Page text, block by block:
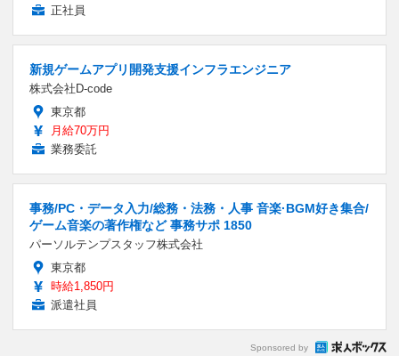
正社員
新規ゲームアプリ開発支援インフラエンジニア
株式会社D-code
東京都
月給70万円
業務委託
事務/PC・データ入力/総務・法務・人事 音楽·BGM好き集合/
ゲーム音楽の著作権など 事務サポ 1850
パーソルテンプスタッフ株式会社
東京都
時給1,850円
派遣社員
Sponsored by